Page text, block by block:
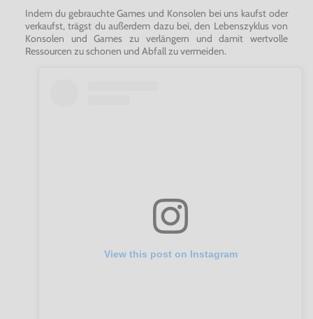
Indem du gebrauchte Games und Konsolen bei uns kaufst oder
verkaufst, trägst du außerdem dazu bei, den Lebenszyklus von
Konsolen und Games zu verlängern und damit wertvolle
Ressourcen zu schonen und Abfall zu vermeiden.
View this post on Instagram